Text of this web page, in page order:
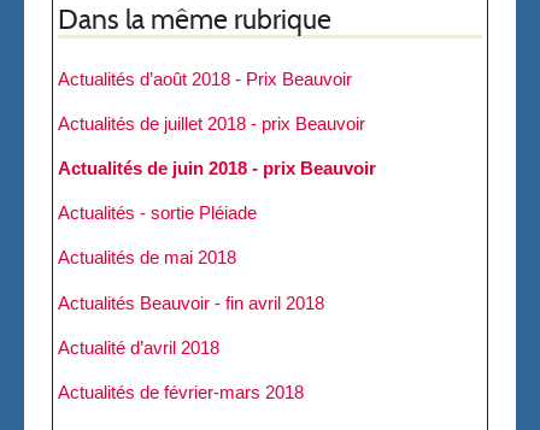
Dans la même rubrique
Actualités d’août 2018 - Prix Beauvoir
Actualités de juillet 2018 - prix Beauvoir
Actualités de juin 2018 - prix Beauvoir
Actualités - sortie Pléiade
Actualités de mai 2018
Actualités Beauvoir - fin avril 2018
Actualité d’avril 2018
Actualités de février-mars 2018